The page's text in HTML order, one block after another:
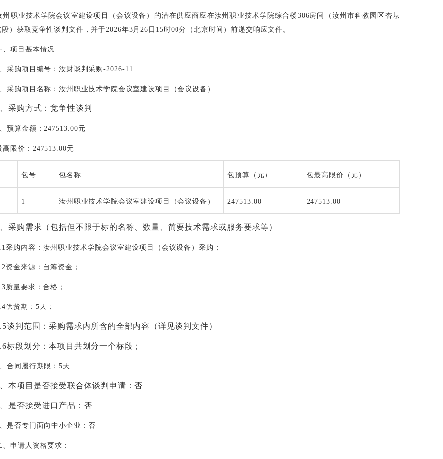
州职业技术学院会议室建设项目（会议设备）的潜在供应商应在汝州职业技术学院综合楼 306房间（汝州市科教园区杏坛
段）获取竞争性谈判文件，并于2026年3 月 26 日 15时00分（北京时间）前递交响应文件。
、项目基本情况
、采购项目编号：汝财谈判采购-2026-11
、采购项目名称：汝州职业技术学院会议室建设项目（会议设备）
、采购方式：竞争性谈判
、预算金额： 247513.00元
高限价： 247513.00元
包号 包名称 包预算（元） 包最高限价（元）
1 汝州职业技术学院会议室建设项目（会议设备） 247513.00 247513.00
、采购需求（包括但不限于标的名称、数量、简要技术需求或服务要求等）
采购内容：汝州职业技术学院会议室建设项目（会议设备）采购；
资金来源：自筹资金；
质量要求：合格；
供货期： 5天；
谈判范围：采购需求内所含的全部内容（详见谈判文件）；
标段划分：本项目共划分一个标段；
、合同履行期限： 5天
、本项目是否接受联合体谈判申请：否
、是否接受进口产品：否
、是否专门面向中小企业：否
、申请人资格要求：